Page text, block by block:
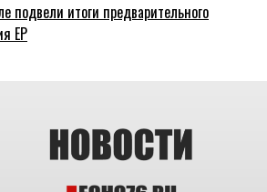
подвели итоги предварительного
ЕР